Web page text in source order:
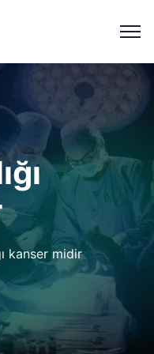
kanser midir